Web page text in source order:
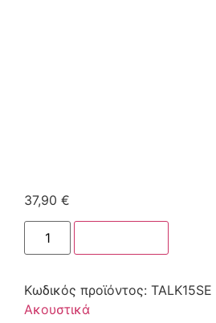
37,90 €
Κωδικός προϊόντος: TALK15SE
Ακουστικά